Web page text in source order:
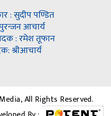
: सुदीप पण्डित
आचार्य
: रमेश तूफान
श्रीआचार्य
All Rights Reserved.